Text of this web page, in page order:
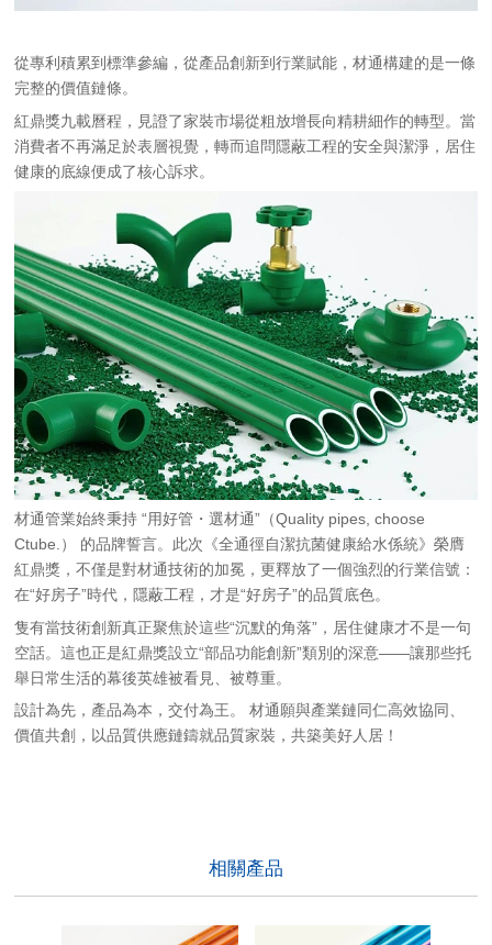
從專利積累到標準參編，從產品創新到行業賦能，材通構建的是一條
完整的價值鏈條。
紅鼎獎九載曆程，見證了家裝市場從粗放增長向精耕細作的轉型。當
消費者不再滿足於表層視覺，轉而追問隱蔽工程的安全與潔淨，居住
健康的底線便成了核心訴求。
材通管業始終秉持 “用好管・選材通”（Quality pipes, choose
Ctube.） 的品牌誓言。此次《全通徑自潔抗菌健康給水係統》榮膺
紅鼎獎，不僅是對材通技術的加冕，更釋放了一個強烈的行業信號：
在“好房子”時代，隱蔽工程，才是“好房子”的品質底色。
隻有當技術創新真正聚焦於這些“沉默的角落”，居住健康才不是一句
空話。這也正是紅鼎獎設立“部品功能創新”類別的深意——讓那些托
舉日常生活的幕後英雄被看見、被尊重。
設計為先，產品為本，交付為王。 材通願與產業鏈同仁高效協同、
價值共創，以品質供應鏈鑄就品質家裝，共築美好人居！
相關產品